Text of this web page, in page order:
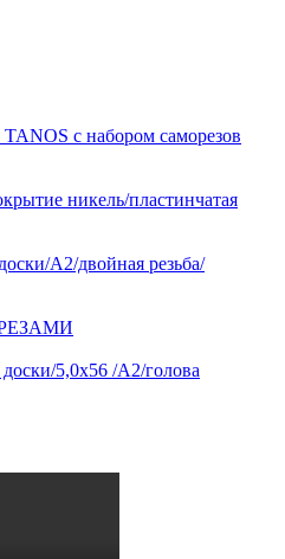
с набором саморезов
никель/пластинчатая
А2/двойная резьба/
5,0х56 /А2/голова